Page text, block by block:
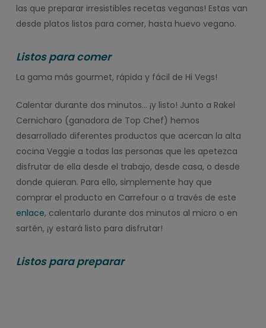
las que preparar irresistibles recetas veganas! Estas van
desde platos listos para comer, hasta huevo vegano.
Listos para comer
La gama más gourmet, rápida y fácil de Hi Vegs!
Calentar durante dos minutos… ¡y listo! Junto a Rakel
Cernicharo (ganadora de Top Chef) hemos
desarrollado diferentes productos que acercan la alta
cocina Veggie a todas las personas que les apetezca
disfrutar de ella desde el trabajo, desde casa, o desde
donde quieran. Para ello, simplemente hay que
comprar el producto en Carrefour o a través de este
enlace, calentarlo durante dos minutos al micro o en
sartén, ¡y estará listo para disfrutar!
Listos para preparar